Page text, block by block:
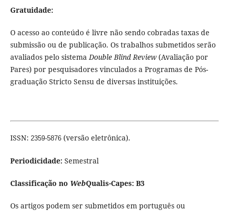
Gratuidade:
O acesso ao conteúdo é livre não sendo cobradas taxas de
submissão ou de publicação. Os trabalhos submetidos serão
avaliados pelo sistema Double Blind Review(Avaliação por
Pares) por pesquisadores vinculados a Programas de Pós-
graduação Stricto Sensu de diversas instituições.
ISSN: 2359-5876(versão eletrônica).
Periodicidade: Semestral
Classificação no WebQualis-Capes: B3
Os artigos podem ser submetidos em português ou